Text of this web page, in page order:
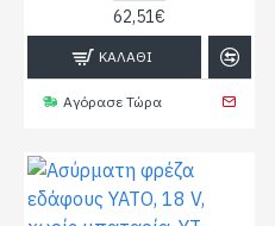
62,51€
ΚΑΛΆΘΙ
Αγόρασε Τώρα